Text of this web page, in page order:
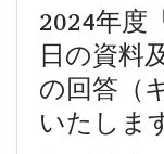
2024年度
日の資料
の回答（
いたしま